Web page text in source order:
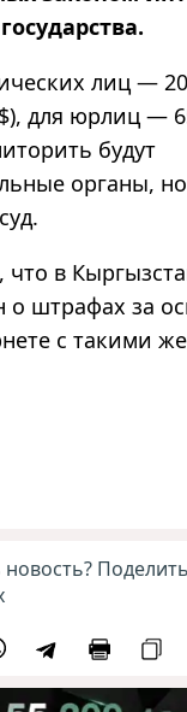
лиц —
для юрлиц —
будут
органы, но
в
о штрафах за
с такими